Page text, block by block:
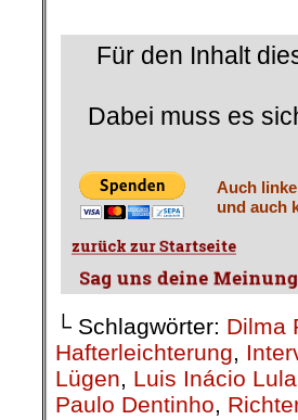
Für den Inhalt
Dabei muss es
Auch
und auch
└ Schlagwörter: Dilma
Hafterleichterung
Lügen
Luis Inácio
Paulo Dentinho